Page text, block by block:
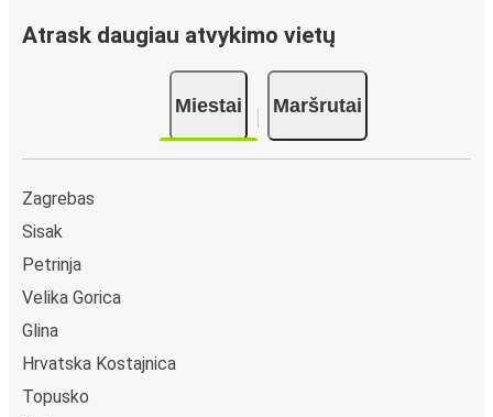
Atrask daugiau atvykimo vietų
Miestai Maršrutai
Zagrebas
Sisak
Petrinja
Velika Gorica
Glina
Hrvatska Kostajnica
Topusko